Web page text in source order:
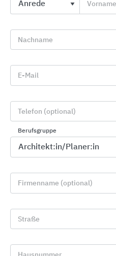
Sanitärarmaturen für
KWC Aquarotter
Vorname
Nachname
E-Mail
Telefon (optional)
Berufsgruppe
Firmenname (optional)
Straße